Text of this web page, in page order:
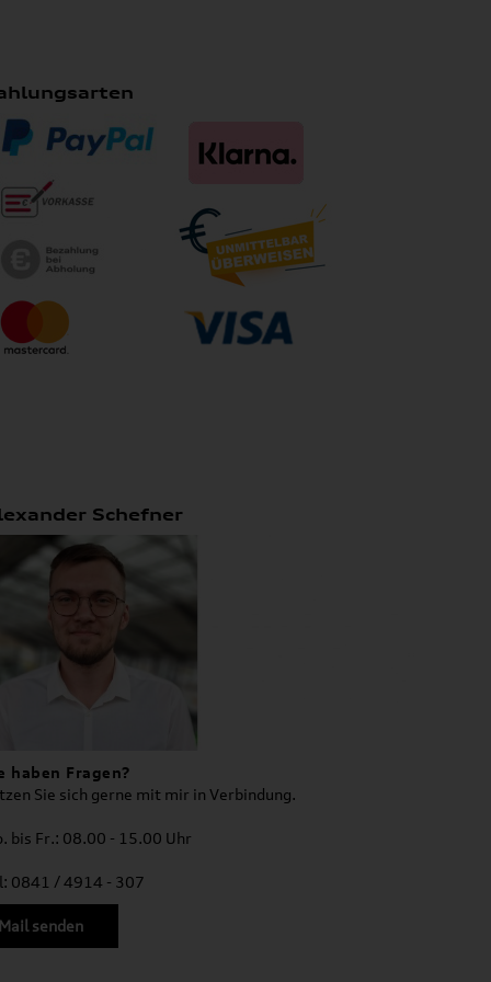
Schefner
haben Fragen?
Sie sich gerne mit mir in Verbindung.
bis Fr.: 08.00 - 15.00 Uhr
0841 / 4914 - 307
Mail senden